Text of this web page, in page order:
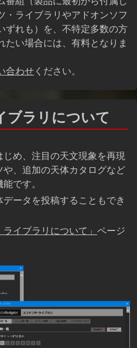
・ライブラリやアドオンソフ
ずれも）を、不特定多数の方
たい場合には、有料となりま
合わせ ください。
ブラリについて
め、注目の天文現象を再現
、追加の天体カタログなど
です。
ータを投稿することもでき
ライブラリについて」 ページ